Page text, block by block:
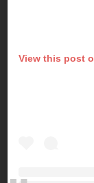
View this post